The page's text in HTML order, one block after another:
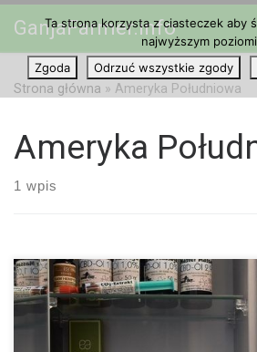
Przejdź do treści
GanjaFarmer.info
Strona główna » Ameryka Południowa
Ameryka
1 wpis
Nawet jeśli jeszcze wiele państw w
prowadzi zgorzkniałą „war of drugs” i
Ta strona korzysta z ciasteczek aby
najwyższym
Zgoda
Odrzuć wszystkie zgody